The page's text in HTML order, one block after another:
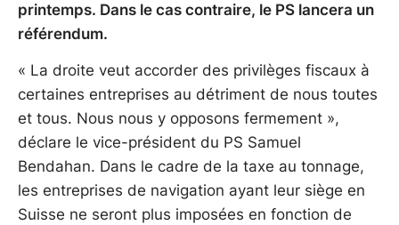
printemps. Dans le cas contraire, le PS lancera un
référendum.
« La droite veut accorder des privilèges fiscaux à
certaines entreprises au détriment de nous toutes
et tous. Nous nous y opposons fermement »,
déclare le vice-président du PS Samuel
Bendahan. Dans le cadre de la taxe au tonnage,
les entreprises de navigation ayant leur siège en
Suisse ne seront plus imposées en fonction de